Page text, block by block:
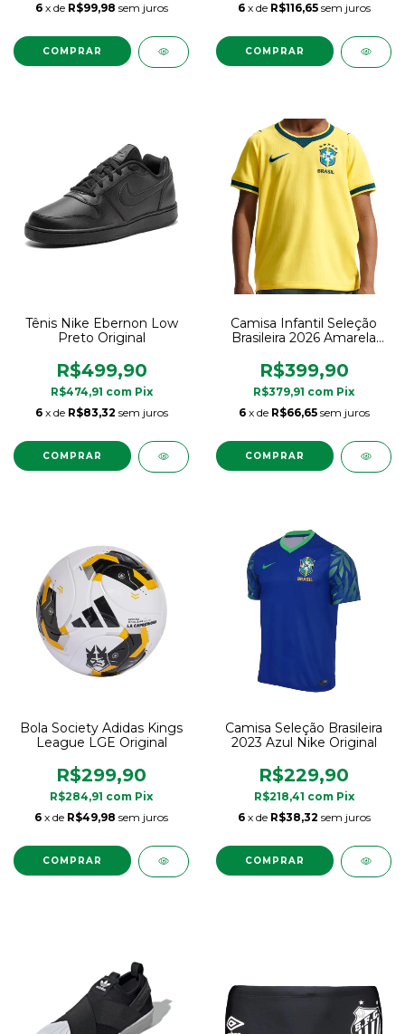
6 x de R$99,98 sem juros
COMPRAR
6 x de R$116,65 sem juros
COMPRAR
Tênis Nike Ebernon Low
Preto Original
R$499,90
R$474,91 com Pix
6 x de R$83,32 sem juros
COMPRAR
Camisa Infantil Seleção
Brasileira 2026 Amarela
R$399,90
R$379,91 com Pix
6 x de R$66,65 sem juros
COMPRAR
Bola Society Adidas Kings
League LGE Original
R$299,90
R$284,91 com Pix
6 x de R$49,98 sem juros
COMPRAR
Camisa Seleção Brasileira
2023 Azul Nike Original
R$229,90
R$218,41 com Pix
6 x de R$38,32 sem juros
COMPRAR